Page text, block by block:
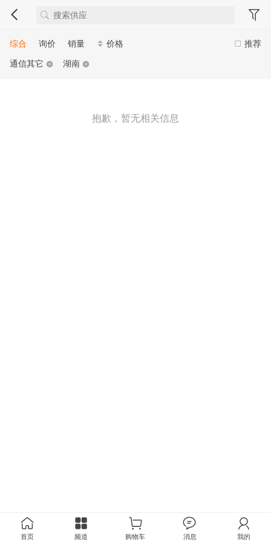
推荐
综合 询价 销量
价格
通信其它
湖南
抱歉，暂无相关信息
首页 频道 购物车 消息 我的